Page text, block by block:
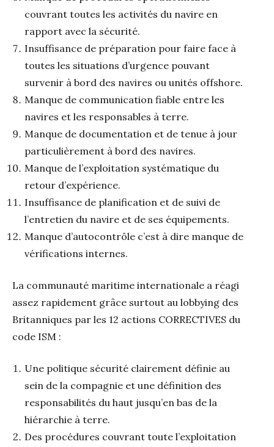
couvrant toutes les activités du navire en
rapport avec la sécurité.
Insuffisance de préparation pour faire face à
toutes les situations d’urgence pouvant
survenir à bord des navires ou unités offshore.
Manque de communication fiable entre les
navires et les responsables à terre.
Manque de documentation et de tenue à jour
particulièrement à bord des navires.
Manque de l’exploitation systématique du
retour d’expérience.
Insuffisance de planification et de suivi de
l’entretien du navire et de ses équipements.
Manque d’autocontrôle c’est à dire manque de
vérifications internes.
La communauté maritime internationale a réagi
assez rapidement grâce surtout au lobbying des
Britanniques par les 12 actions CORRECTIVES du
code ISM :
Une politique sécurité clairement définie au
sein de la compagnie et une définition des
responsabilités du haut jusqu’en bas de la
hiérarchie à terre.
Des procédures couvrant toute l’exploitation